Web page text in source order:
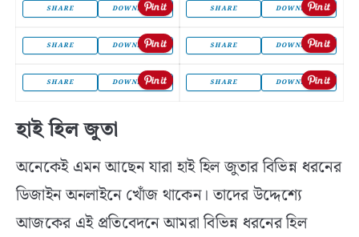
SHARE DOWNLOAD SHARE DOWNLOAD
SHARE DOWNLOAD SHARE DOWNLOAD
SHARE DOWNLOAD SHARE DOWNLOAD
হাই হিল জুতা
অনেকেই এমন আছেন যারা হাই হিল জুতার বিভিন্ন ধরনের
ডিজাইন অনলাইনে খোঁজ থাকেন। তাদের উদ্দেশ্যে
আজকের এই প্রতিবেদনে আমরা বিভিন্ন ধরনের হিল